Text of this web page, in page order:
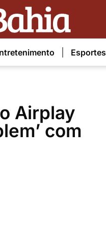
Esportes
Airplay
com